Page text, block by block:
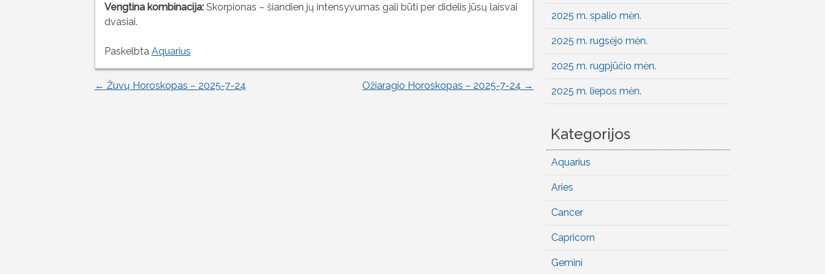
Vengtina kombinacija:Skorpionas – šiandien jų intensyvumas gali būti per didelis jūsų laisvai
dvasiai.
Paskelbta Aquarius
Įrašo
← Žuvų Horoskopas – 2025-7-24 Ožiaragio Horoskopas – 2025-7-24 →
2025 m. spalio mėn.
2025 m. rugsėjo mėn.
2025 m. rugpjūčio mėn.
2025 m. liepos mėn.
Kategorijos
Aquarius
Aries
Cancer
Capricorn
Gemini